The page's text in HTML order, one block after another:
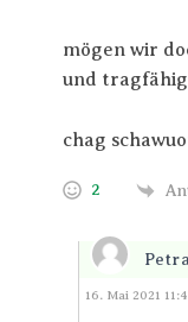
mögen wir
und
chag
2
Antworten
16. Mai 2021